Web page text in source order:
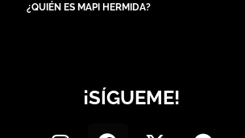
¿QUIÉN ES MAPI HERMIDA?
¡SÍGUEME!